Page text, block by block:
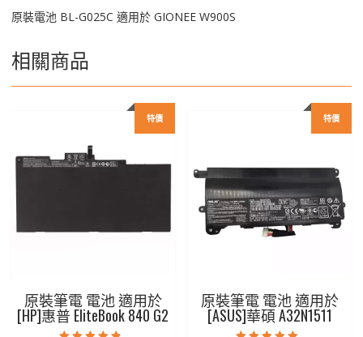
原裝電池 BL-G025C 適用於 GIONEE W900S
相關商品
特價
原裝筆電 電池 適用於
[HP]惠普 EliteBook 840 G2
特價
原裝筆電 電池 適用於
[ASUS]華碩 A32N1511